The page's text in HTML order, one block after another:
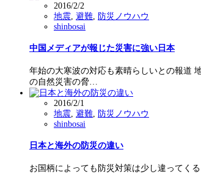
2016/2/2
地震 避難 防災ノウハウ
shinbosai
中国メディアが報じた災害に強い日本
年始の大寒波の対応も素晴らしいとの報道
の自然災害の脅…
2016/2/1
地震 避難
防災ノウハウ
shinbosai
日本と海外の防災の違い
お国柄によっても防災対策は少し違ってく